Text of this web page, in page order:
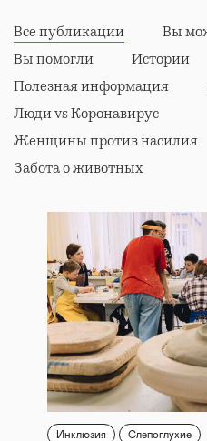
Все публикации
Вы
Вы помогли
Истории
Полезная информация
Люди vs Коронавирус
Женщины против насилия
Забота о животных
Инклюзия Слепоглухие